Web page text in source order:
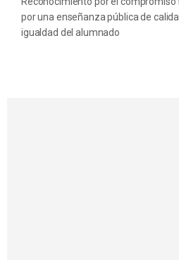
por una enseñanza pública de
igualdad del alumnado